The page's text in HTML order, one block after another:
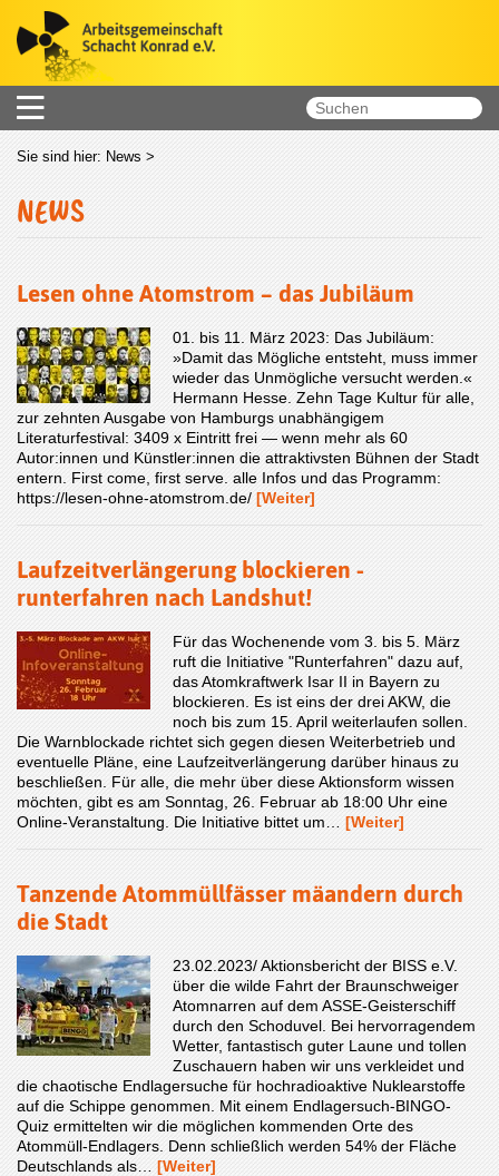
Sie sind hier: News >
NEWS
Lesen ohne Atomstrom – das Jubiläum
01. bis 11. März 2023: Das Jubiläum:
»Damit das Mögliche entsteht, muss immer
wieder das Unmögliche versucht werden.«
Hermann Hesse. Zehn Tage Kultur für alle,
zur zehnten Ausgabe von Hamburgs unabhängigem
Literaturfestival: 3409 x Eintritt frei — wenn mehr als 60
Autor:innen und Künstler:innen die attraktivsten Bühnen der Stadt
entern. First come, first serve. alle Infos und das Programm:
https://lesen-ohne-atomstrom.de/ [Weiter]
Laufzeitverlängerung blockieren -
runterfahren nach Landshut!
Für das Wochenende vom 3. bis 5. März
ruft die Initiative "Runterfahren" dazu auf,
das Atomkraftwerk Isar II in Bayern zu
blockieren. Es ist eins der drei AKW, die
noch bis zum 15. April weiterlaufen sollen.
Die Warnblockade richtet sich gegen diesen Weiterbetrieb und
eventuelle Pläne, eine Laufzeitverlängerung darüber hinaus zu
beschließen. Für alle, die mehr über diese Aktionsform wissen
möchten, gibt es am Sonntag, 26. Februar ab 18:00 Uhr eine
Online-Veranstaltung. Die Initiative bittet um… [Weiter]
Tanzende Atommüllfässer mäandern durch
die Stadt
23.02.2023/ Aktionsbericht der BISS e.V.
über die wilde Fahrt der Braunschweiger
Atomnarren auf dem ASSE-Geisterschiff
durch den Schoduvel. Bei hervorragendem
Wetter, fantastisch guter Laune und tollen
Zuschauern haben wir uns verkleidet und
die chaotische Endlagersuche für hochradioaktive Nuklearstoffe
auf die Schippe genommen. Mit einem Endlagersuch-BINGO-
Quiz ermittelten wir die möglichen kommenden Orte des
Atommüll-Endlagers. Denn schließlich werden 54% der Fläche
Deutschlands als… [Weiter]